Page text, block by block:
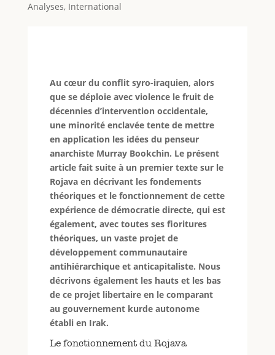
Analyses, International
Au cœur du conflit syro-iraquien, alors
que se déploie avec violence le fruit de
décennies d’intervention occidentale,
une minorité enclavée tente de mettre
en application les idées du penseur
anarchiste Murray Bookchin. Le présent
article fait suite à un premier texte sur le
Rojava en décrivant les fondements
théoriques et le fonctionnement de cette
expérience de démocratie directe, qui est
également, avec toutes ses fioritures
théoriques, un vaste projet de
développement communautaire
antihiérarchique et anticapitaliste. Nous
décrivons également les hauts et les bas
de ce projet libertaire en le comparant
au gouvernement kurde autonome
établi en Irak.
Le fonctionnement du Rojava